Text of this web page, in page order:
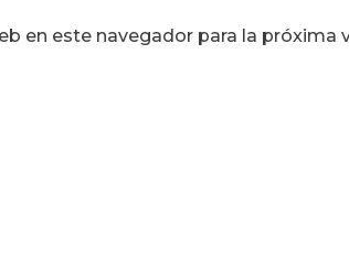
en este navegador para la próxima